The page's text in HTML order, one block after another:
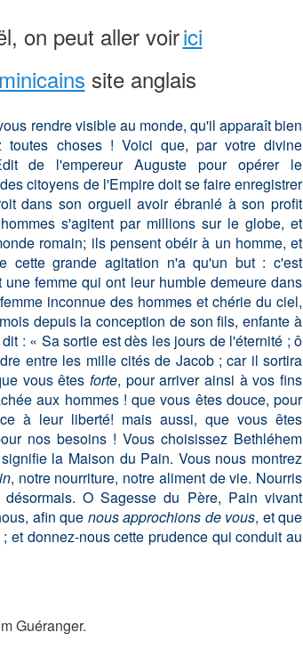
on peut aller voirici
site anglais
rendre visible au monde, qu'il apparaît bien
choses ! Voici que, par votre divine
de l'empereur Auguste pour opérer le
citoyens de l'Empire doit se faire enregistrer
dans son orgueil avoir ébranlé à son profit
s'agitent par millions sur le globe, et
romain; ils pensent obéir à un homme, et
cette grande agitation n'a qu'un but : c'est
femme qui ont leur humble demeure dans
inconnue des hommes et chérie du ciel,
depuis la conception de son fils, enfante à
: « Sa sortie est dès les jours de l'éternité ; ô
entre les mille cités de Jacob ; car il sortira
vous êtesforte, pour arriver ainsi à vos fins
aux hommes ! que vous êtes douce, pour
à leur liberté! mais aussi, que vous êtes
nos besoins ! Vous choisissez Bethléhem
la Maison du Pain. Vous nous montrez
, notre nourriture, notre aliment de vie. Nourris
O Sagesse du Père, Pain vivant
afin que nous approchions de vous, et que
et donnez-nous cette prudence qui conduit au
Guéranger.